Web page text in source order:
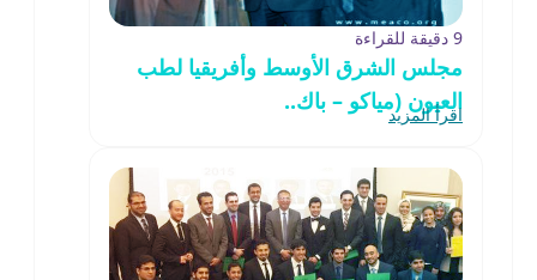
9 دقيقة للقراءة
مجلس الشرق الأوسط وأفريقيا لطب
العيون (مياكو – باك..
اقرأ المزيد